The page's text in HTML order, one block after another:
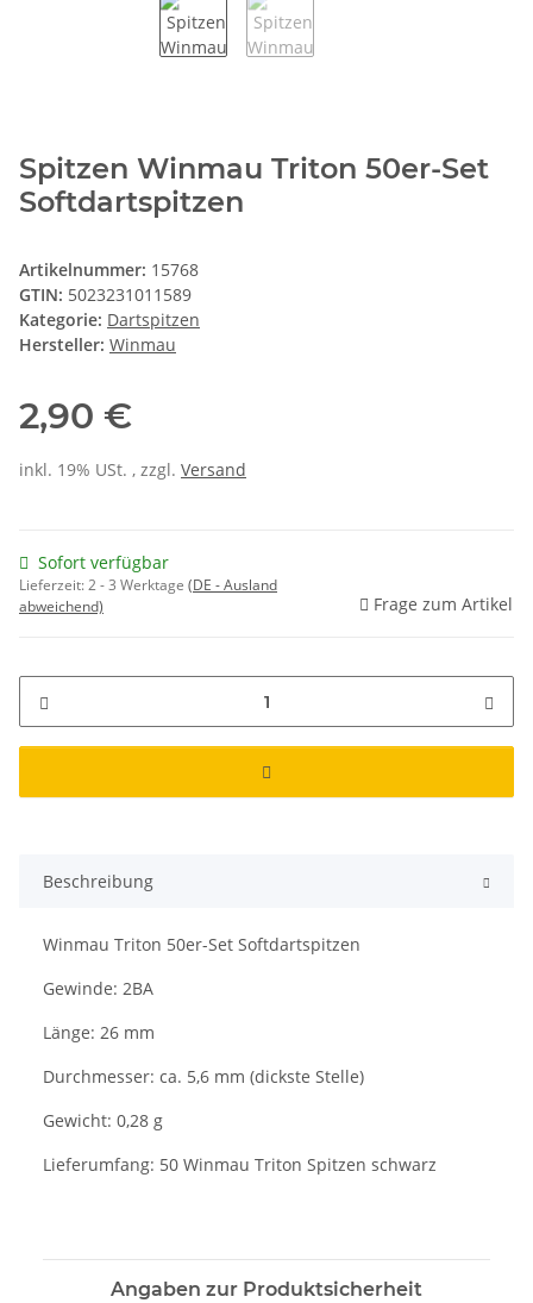
Spitzen Winmau Triton 50er-Set
Softdartspitzen
Artikelnummer: 15768
GTIN: 5023231011589
Kategorie: Dartspitzen
Hersteller: Winmau
2,90 €
inkl. 19% USt. , zzgl. Versand
Sofort verfügbar
Lieferzeit:2 - 3 Werktage (DE - Ausland
abweichend)
Frage zum Artikel
Beschreibung
Winmau Triton 50er-Set Softdartspitzen
Gewinde: 2BA
Länge: 26 mm
Durchmesser: ca. 5,6 mm (dickste Stelle)
Gewicht: 0,28 g
Lieferumfang: 50 Winmau Triton Spitzen schwarz
Angaben zur Produktsicherheit